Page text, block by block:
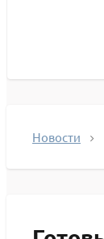
Новости